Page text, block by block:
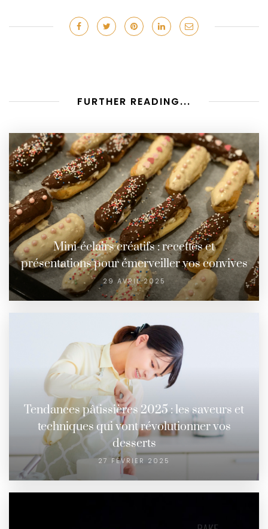
FURTHER READING...
Mini-éclairs créatifs : recettes et
présentations pour émerveiller vos convives
29 AVRIL 2025
Tendances pâtissières 2025 : les saveurs et
techniques qui vont révolutionner vos
desserts
27 FÉVRIER 2025